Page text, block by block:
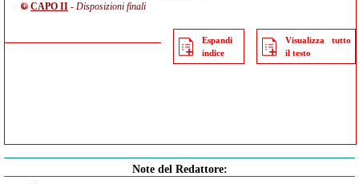
CAPO II - Disposizioni finali
Espandi
indice
Visualizza tutto
il testo
Note del Redattore: